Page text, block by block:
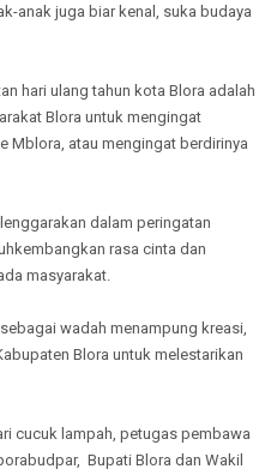
anak juga biar kenal, suka budaya
hari ulang tahun kota Blora adalah
Blora untuk mengingat
Mblora, atau mengingat berdirinya
dalam peringatan
rasa cinta dan
masyarakat.
wadah menampung kreasi,
Blora untuk melestarikan
cucuk lampah, petugas pembawa
Bupati Blora dan Wakil